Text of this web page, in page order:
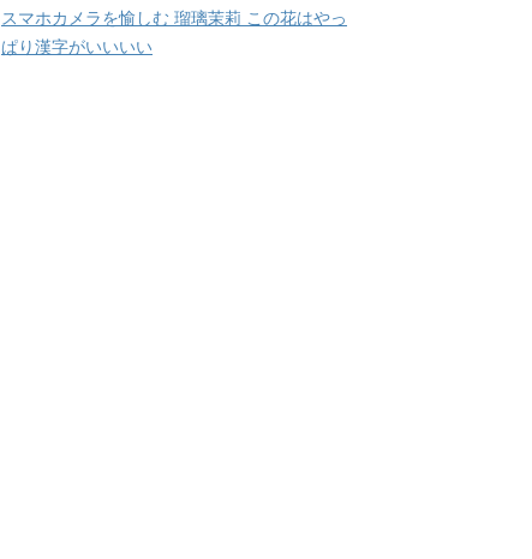
スマホカメラを愉しむ 瑠璃茉莉 この花はやっ
ぱり漢字がいいいい